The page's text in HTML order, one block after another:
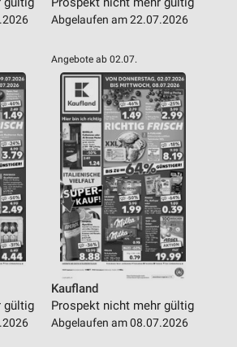
Abgelaufen am 22.07.2026
gültig
Angebote ab 02.07.
Kaufland
Prospekt nicht mehr gültig
Abgelaufen am 08.07.2026